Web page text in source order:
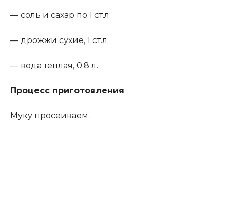
— соль и сахар по 1 ст.л;
— дрожжи сухие, 1 ст.л;
— вода теплая, 0.8 л.
Процесс приготовления
Муку просеиваем.